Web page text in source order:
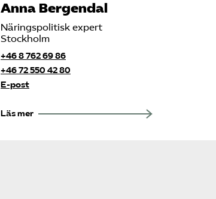
Bli medlem
Logga in på
Arbetsgivarguiden
Sök på vardforetagarna.se
Anna Bergendal
Näringspolitisk expert
Stockholm
+46 8 762 69 86
+46 72 550 42 80
E-post
Läs mer